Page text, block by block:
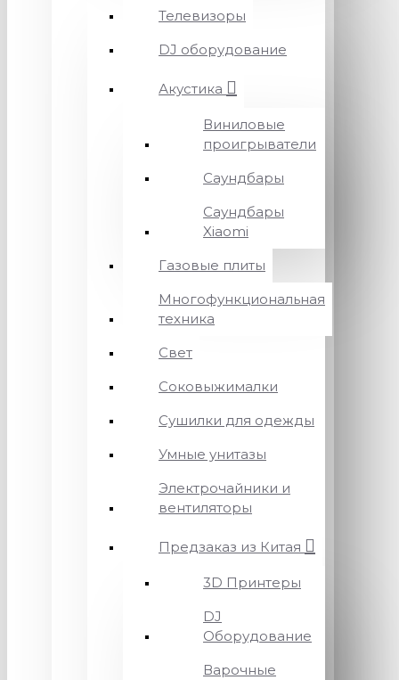
Телевизоры
DJ оборудование
Акустика
Виниловые
проигрыватели
Саундбары
Саундбары
Xiaomi
Газовые плиты
Многофункциональная
техника
Свет
Соковыжималки
Сушилки для одежды
Умные унитазы
Электрочайники и
вентиляторы
Предзаказ из Китая
3D Принтеры
DJ
Оборудование
Варочные